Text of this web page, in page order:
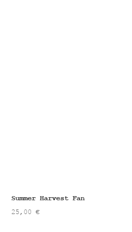
Summer Harvest Fan
25,00€